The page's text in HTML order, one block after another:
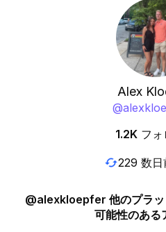
Alex
@
1.2K フォ
229 数日
@alexkloepfer 他のプラッ
可能性のある